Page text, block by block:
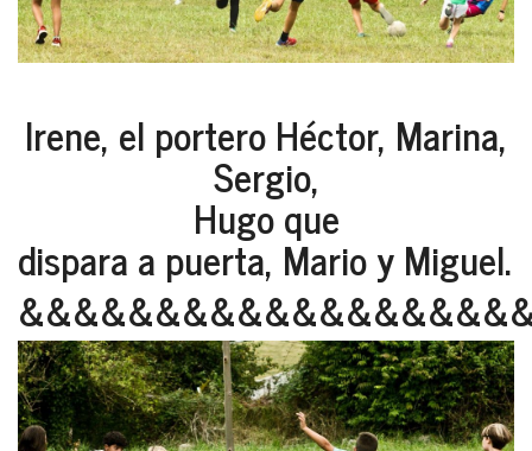
Irene, el portero Héctor, Marina,
Sergio,
Hugo que
dispara a puerta, Mario y Miguel.